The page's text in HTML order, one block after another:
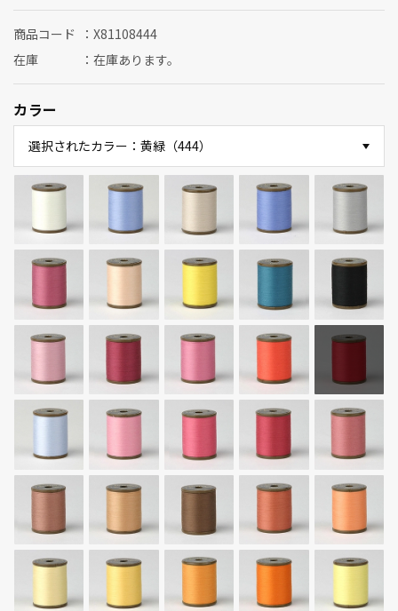
商品コード
X81108444
在庫
在庫あります。
カラー
選択されたカラー：黄緑（444）